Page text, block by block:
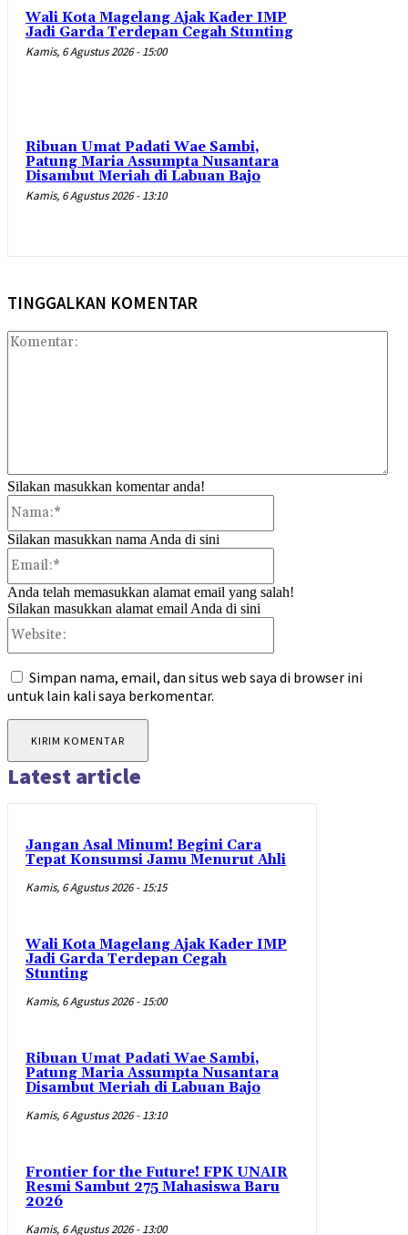
Wali Kota Magelang Ajak Kader IMP
Jadi Garda Terdepan Cegah Stunting
Kamis, 6 Agustus 2026 - 15:00
Ribuan Umat Padati Wae Sambi,
Patung Maria Assumpta Nusantara
Disambut Meriah di Labuan Bajo
Kamis, 6 Agustus 2026 - 13:10
TINGGALKAN KOMENTAR
Silakan masukkan komentar anda!
Silakan masukkan nama Anda di sini
Anda telah memasukkan alamat email yang salah!
Silakan masukkan alamat email Anda di sini
Simpan nama, email, dan situs web saya di browser ini
untuk lain kali saya berkomentar.
Latest article
Jangan Asal Minum! Begini Cara
Tepat Konsumsi Jamu Menurut Ahli
Kamis, 6 Agustus 2026 - 15:15
Wali Kota Magelang Ajak Kader IMP
Jadi Garda Terdepan Cegah
Stunting
Kamis, 6 Agustus 2026 - 15:00
Ribuan Umat Padati Wae Sambi,
Patung Maria Assumpta Nusantara
Disambut Meriah di Labuan Bajo
Kamis, 6 Agustus 2026 - 13:10
Frontier for the Future! FPK UNAIR
Resmi Sambut 275 Mahasiswa Baru
2026
Kamis, 6 Agustus 2026 - 13:00